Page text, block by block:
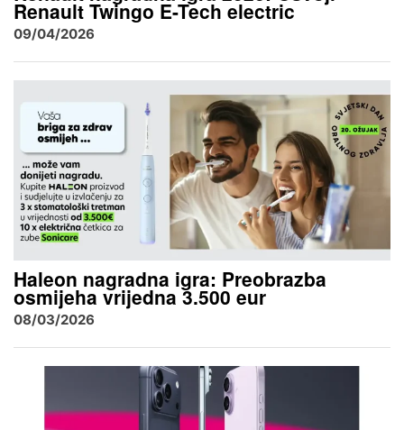
Renault Twingo E-Tech electric
09/04/2026
Haleon nagradna igra: Preobrazba
osmijeha vrijedna 3.500 eur
08/03/2026